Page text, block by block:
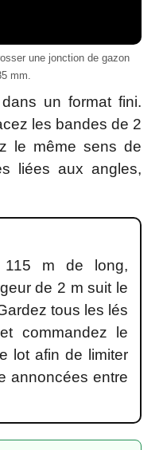
une jonction de gazon
mm.
un format fini.
les bandes de 2
le même sens de
liées aux angles,
m de long,
de 2 m suit le
tous les lés
commandez le
lot afin de limiter
annoncées entre